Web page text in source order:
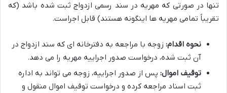
تنها در صورتی که مهریه در سند رسمی ازدواج ثبت شده باشد (که
تقریباً تمامی مهریه ها اینگونه هستند) قابل اجراست.
نحوه اقدام: زوجه با مراجعه به دفترخانه ای که سند ازدواج در
آن ثبت شده، درخواست صدور اجراییه مهریه را می دهد.
توقیف اموال: پس از صدور اجراییه، زوجه می تواند به اداره
ثبت اسناد مراجعه کرده و درخواست توقیف اموال منقول و